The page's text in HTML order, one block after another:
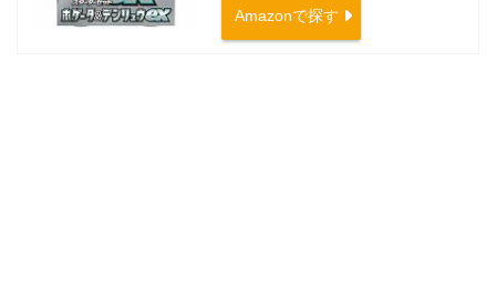
Amazonで探す